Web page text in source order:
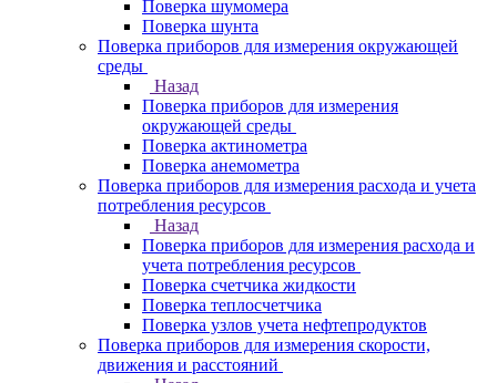
Поверка шумомера
Поверка шунта
Поверка приборов для измерения окружающей
среды
Назад
Поверка приборов для измерения
окружающей среды
Поверка актинометра
Поверка анемометра
Поверка приборов для измерения расхода и учета
потребления ресурсов
Назад
Поверка приборов для измерения расхода и
учета потребления ресурсов
Поверка счетчика жидкости
Поверка теплосчетчика
Поверка узлов учета нефтепродуктов
Поверка приборов для измерения скорости,
движения и расстояний